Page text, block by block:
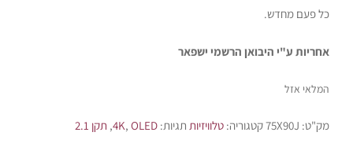
כל פעם מחדש.
אחריות ע"י היבואן הרשמי ישפאר
המלאי אזל
מק"ט: 75X90Jקטגוריה: טלוויזיות תגיות: 4K, OLED
, תקן 2.1